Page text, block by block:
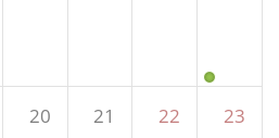
20 21 22 23